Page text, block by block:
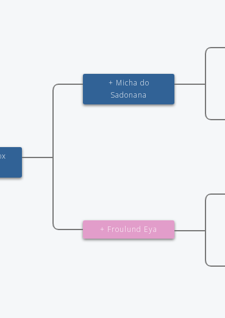
+ Micha do
Sadonana
+ Froulund Eya